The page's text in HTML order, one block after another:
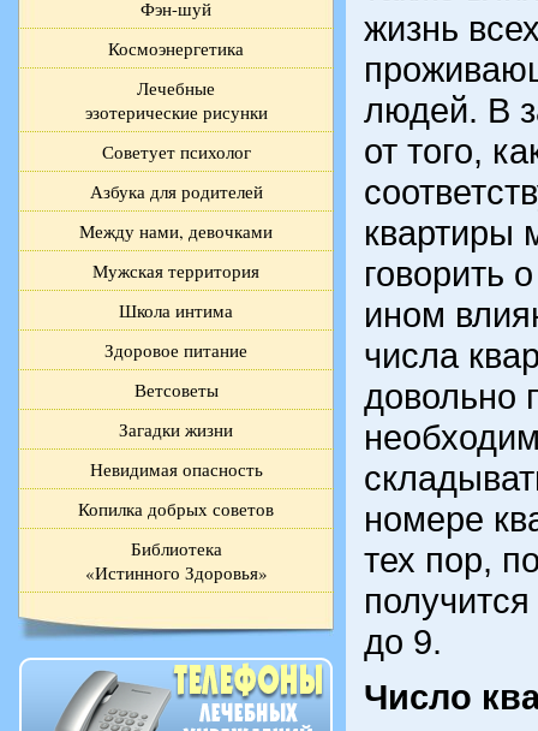
Фэн-шуй
Космоэнергетика
Лечебные
эзотерические рисунки
Советует психолог
Азбука для родителей
Между нами, девочками
Мужская территория
Школа интима
Здоровое питание
Ветсоветы
Загадки жизни
Невидимая опасность
Копилка добрых советов
Библиотека
«Истинного Здоровья»
жизнь
людей. В
от того,
квартиры
говорить
ином
числа
довольно
номере
тех пор,
до 9.
Число